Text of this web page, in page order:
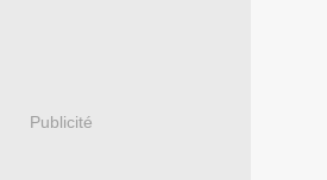
Publicité